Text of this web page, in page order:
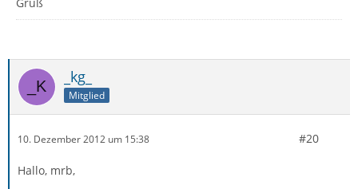
_kg_
Mitglied
10. Dezember 2012 um 15:38 #20
Hallo, mrb,